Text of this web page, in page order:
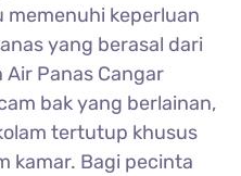
memenuhi keperluan
yang berasal dari
Panas Cangar
bak yang berlainan,
tertutup khusus
kamar. Bagi pecinta